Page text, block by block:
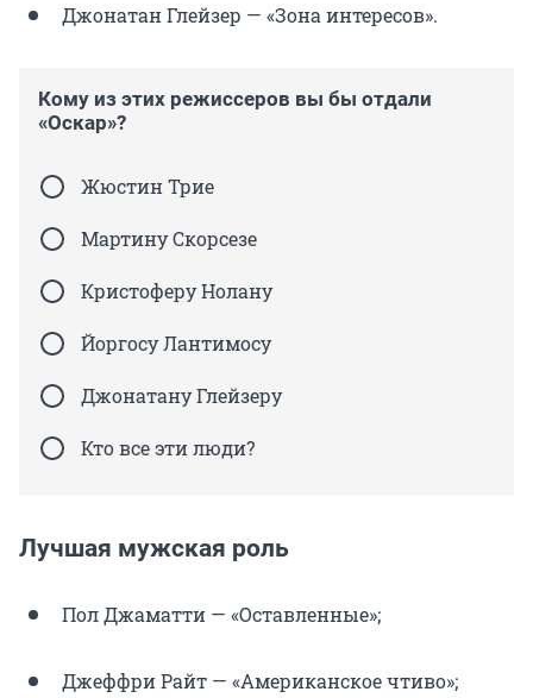
Джонатан Глейзер — «Зона интересов».
Кому из этих режиссеров вы бы отдали
«Оскар»?
Жюстин Трие
Мартину Скорсезе
Кристоферу Нолану
Йоргосу Лантимосу
Джонатану Глейзеру
Кто все эти люди?
Лучшая мужская роль
Пол Джаматти — «Оставленные»;
Джеффри Райт — «Американское чтиво»;